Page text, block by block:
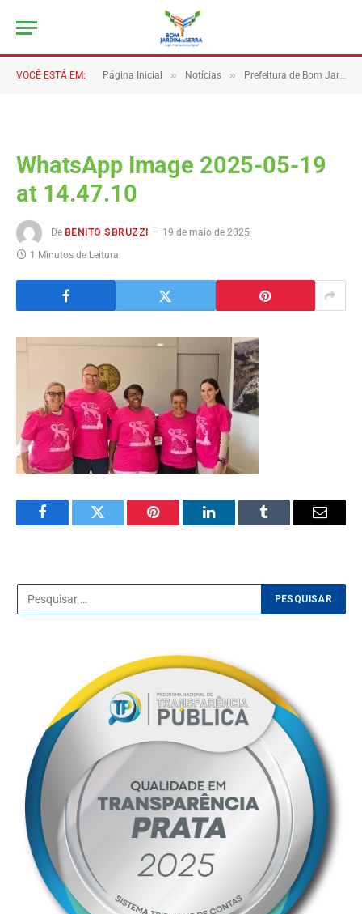
VOCÊ ESTÁ EM: Página Inicial » Notícias » Prefeitura de Bom Jardim da Serra firma parceria com a Rede Feminina de Combate ao Câncer
WhatsApp Image 2025-05-19
at 14.47.10
De BENITO SBRUZZI
19 de maio de 2025
1 Minutos de Leitura
FacebookTwitter Pinterest LinkedInTumblr
E-